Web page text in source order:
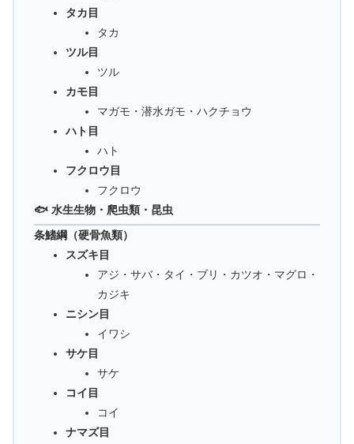
タカ目
タカ
ツル目
ツル
カモ目
マガモ・潜水ガモ・ハクチョウ
ハト目
ハト
フクロウ目
フクロウ
🐟 水生生物・爬虫類・昆虫
条鰭綱（硬骨魚類）
スズキ目
アジ・サバ・タイ・ブリ・カツオ・マグロ・
カジキ
ニシン目
イワシ
サケ目
サケ
コイ目
コイ
ナマズ目